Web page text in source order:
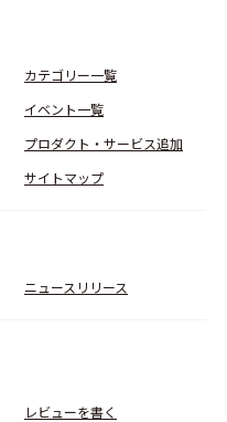
カテゴリー一覧
イベント一覧
プロダクト・サービス追加
サイトマップ
ニュースリリース
レビューを書く